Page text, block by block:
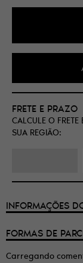
FRETE E PRAZO
CALCULE O
SUA REGIÃO:
INFORMAÇÕES
FORMAS DE
Carregando